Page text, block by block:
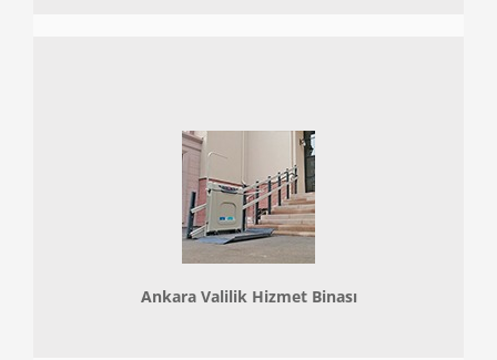
Ankara Valilik Hizmet Binası